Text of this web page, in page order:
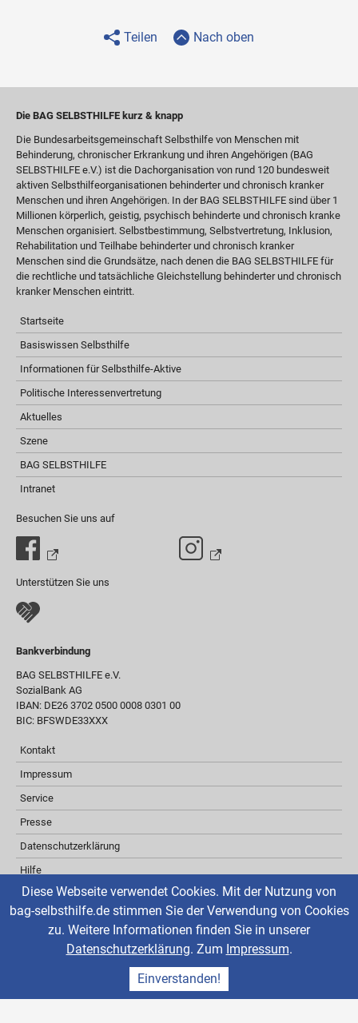
Diese Webseite verwendet Cookies. Mit der Nutzung von
bag-selbsthilfe.de stimmen Sie der Verwendung von Cookies
zu. Weitere Informationen finden Sie in unserer
Datenschutzerklärung. Zum Impressum.
Einverstanden!
Teilen Nach oben
Die BAG SELBSTHILFE kurz & knapp
Die Bundesarbeitsgemeinschaft Selbsthilfe von Menschen mit
Behinderung, chronischer Erkrankung und ihren Angehörigen (BAG
SELBSTHILFE e.V.) ist die Dachorganisation von rund 120 bundesweit
aktiven Selbsthilfeorganisationen behinderter und chronisch kranker
Menschen und ihren Angehörigen. In der BAG SELBSTHILFE sind über 1
Millionen körperlich, geistig, psychisch behinderte und chronisch kranke
Menschen organisiert. Selbstbestimmung, Selbstvertretung, Inklusion,
Rehabilitation und Teilhabe behinderter und chronisch kranker
Menschen sind die Grundsätze, nach denen die BAG SELBSTHILFE für
die rechtliche und tatsächliche Gleichstellung behinderter und chronisch
kranker Menschen eintritt.
Startseite
Basiswissen Selbsthilfe
Informationen für Selbsthilfe-Aktive
Politische Interessenvertretung
Aktuelles
Szene
BAG SELBSTHILFE
Intranet
Besuchen Sie uns auf
Unterstützen Sie uns
Bankverbindung
BAG SELBSTHILFE e.V.
SozialBank AG
IBAN: DE26 3702 0500 0008 0301 00
BIC: BFSWDE33XXX
Kontakt
Impressum
Service
Presse
Datenschutzerklärung
Hilfe
Barrierefreiheit
Inhaltsverzeichnis
Über ReadSpeaker